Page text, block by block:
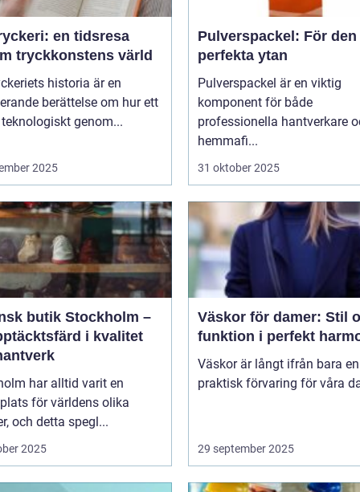
en tidsresa
tryckkonstens värld
historia är en
berättelse om hur ett
genom...
2025
Pulverspackel: För den
perfekta ytan
Pulverspackel är en viktig
komponent för både
professionella hantverkare
hemmafi...
31 oktober 2025
butik Stockholm –
i kvalitet
har alltid varit en
för världens olika
och detta spegl...
2025
Väskor för damer: Stil
funktion i perfekt
Väskor är långt ifrån bara en
praktisk förvaring för våra
29 september 2025